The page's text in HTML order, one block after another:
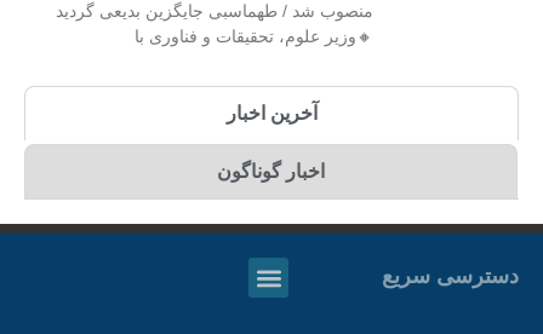
منصوب شد / طهماسبی جایگزین بدیعی گردید
🔸وزیر علوم، تحقیقات و فناوری با
آخرین اخبار
اخبار گوناگون
دسترسی سریع